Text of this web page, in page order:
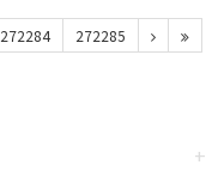
272284 272285
+